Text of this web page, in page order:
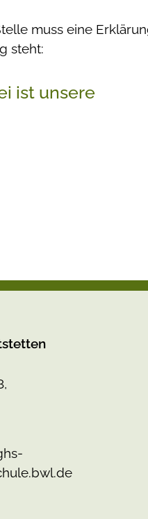
muss eine
steht:
ist unsere